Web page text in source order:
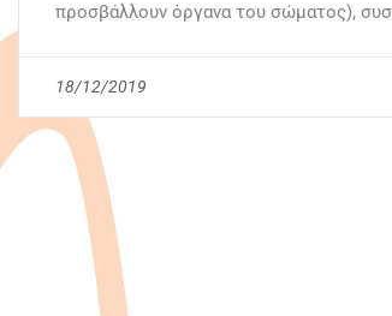
προσβάλλουν όργανα του σώματος),
18/12/2019